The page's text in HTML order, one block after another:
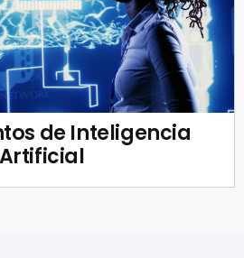
de Inteligencia
Artificial